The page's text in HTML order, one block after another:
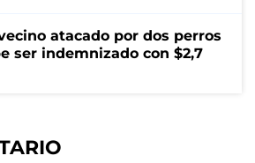
atacado por dos perros
ser indemnizado con $2,7